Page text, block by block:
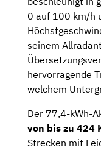
0 auf 100 km/h
seinem
hervorragende
welchem
Der 77,4-kWh-
von bis zu 424
Strecken mit